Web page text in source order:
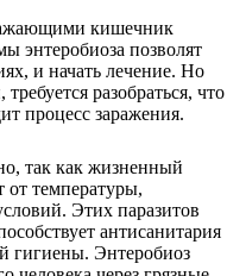
кишечник
энтеробиоза позволят
и начать лечение. Но
разобраться, что
процесс заражения.
так как жизненный
от температуры,
Этих паразитов
антисанитария
гигиены. Энтеробиоз